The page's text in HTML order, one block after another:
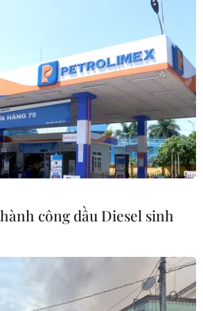
với biến đổi khí
mới
lở đất do mưa lớn
sóng cao trên
Nam
công dầu Diesel sinh